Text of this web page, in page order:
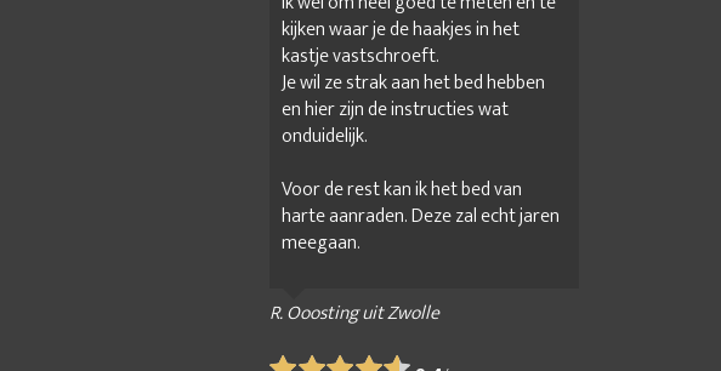
kijken waar je de haakjes in het
kastje vastschroeft.
Je wil ze strak aan het bed hebben
en hier zijn de instructies wat
onduidelijk.
Voor de rest kan ik het bed van
harte aanraden. Deze zal echt jaren
meegaan.
R. Ooosting uit Zwolle